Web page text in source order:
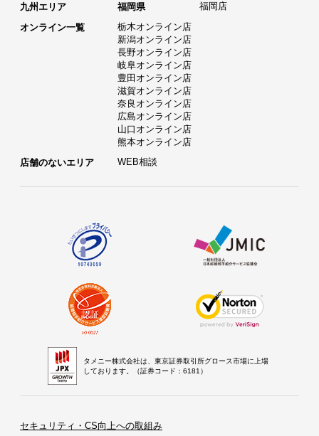
九州エリア
福岡県
福岡店
オンライン一覧
栃木オンライン店
新潟オンライン店
長野オンライン店
岐阜オンライン店
豊田オンライン店
滋賀オンライン店
奈良オンライン店
広島オンライン店
山口オンライン店
熊本オンライン店
店舗のないエリア
WEB相談
タメニー株式会社は、東京証券取引所グロース市場に上場
しております。（証券コード：6181）
セキュリティ・CS向上への取組み